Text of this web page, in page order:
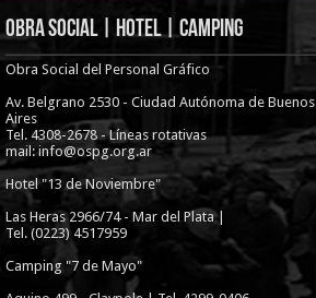
Obra Social | Hotel | Camping
Obra Social del Personal Gráfico
Av. Belgrano 2530 - Ciudad Autónoma de Buenos
Aires
Tel. 4308-2678 - Líneas rotativas
mail: info@ospg.org.ar
Hotel "13 de Noviembre"
Las Heras 2966/74 - Mar del Plata |
Tel. (0223) 4517959
Camping "7 de Mayo"